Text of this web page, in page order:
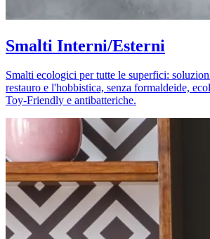
Smalti Interni/Esterni
Smalti ecologici per tutte le superfici:
restauro e l'hobbistica, senza formaldeide,
Toy-Friendly e antibatteriche.